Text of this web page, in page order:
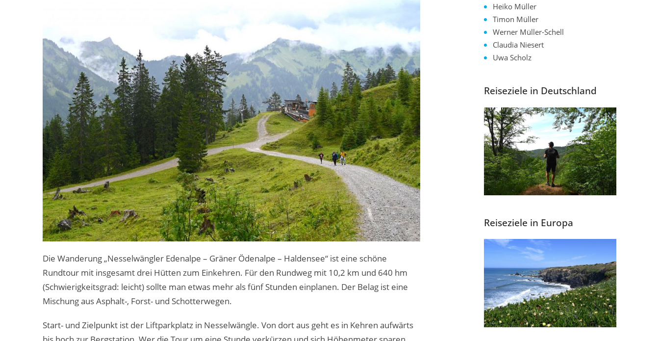
Die Wanderung „Nesselwängler Edenalpe – Gräner Ödenalpe – Haldensee“ ist eine schöne
Rundtour mit insgesamt drei Hütten zum Einkehren. Für den Rundweg mit 10,2 km und 640 hm
(Schwierigkeitsgrad: leicht) sollte man etwas mehr als fünf Stunden einplanen. Der Belag ist eine
Mischung aus Asphalt-, Forst- und Schotterwegen.
Start- und Zielpunkt ist der Liftparkplatz in Nesselwängle. Von dort aus geht es in Kehren aufwärts
Heiko Müller
Timon Müller
Werner Müller-Schell
Claudia Niesert
Uwa Scholz
Reiseziele in Deutschland
Reiseziele in Europa